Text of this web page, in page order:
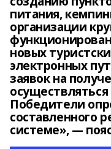
питания,
организации
новых
электронных
заявок на
осуществляться
Победители
составленного
системе», —